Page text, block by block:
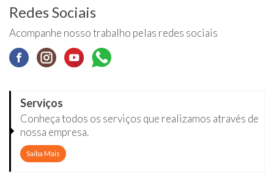
Redes Sociais
Acompanhe nosso trabalho pelas redes sociais
Serviços
Conheça todos os serviços que realizamos através de
nossa empresa.
Saiba Mais